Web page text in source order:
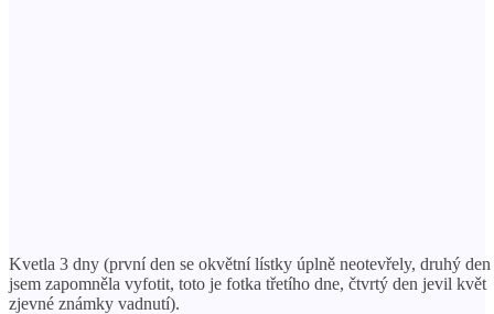
Kvetla 3 dny (první den se okvětní lístky úplně neotevřely, druhý den
jsem zapomněla vyfotit, toto je fotka třetího dne, čtvrtý den jevil květ
zjevné známky vadnutí).